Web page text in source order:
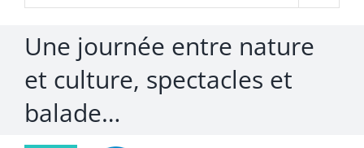
Une journée entre nature
et culture, spectacles et
balade…